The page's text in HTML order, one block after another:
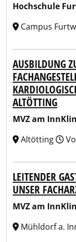
Hochschule
Campus
AUSBILDUNG
ALTÖTTING
MVZ am
Altötting
LEITENDER
UNSER
MVZ am
Mühldorf a.